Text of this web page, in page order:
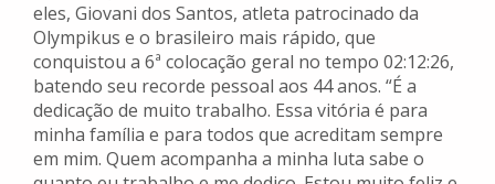
eles, Giovani dos Santos, atleta patrocinado da
Olympikus e o brasileiro mais rápido, que
conquistou a 6ª colocação geral no tempo 02:12:26,
batendo seu recorde pessoal aos 44 anos. “É a
dedicação de muito trabalho. Essa vitória é para
minha família e para todos que acreditam sempre
em mim. Quem acompanha a minha luta sabe o